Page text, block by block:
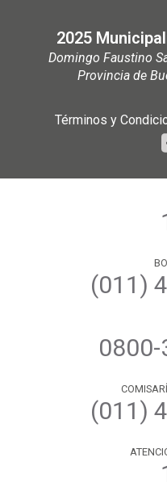
2025
Domingo Faustino
Provincia de
Términos y
(011)
(011)